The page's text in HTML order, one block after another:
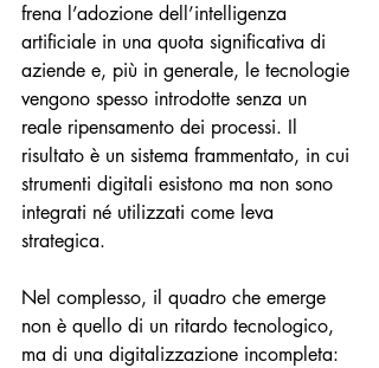
frena l’adozione dell’intelligenza
artificiale in una quota significativa di
aziende e, più in generale, le tecnologie
vengono spesso introdotte senza un
reale ripensamento dei processi. Il
risultato è un sistema frammentato, in cui
strumenti digitali esistono ma non sono
integrati né utilizzati come leva
strategica.
Nel complesso, il quadro che emerge
non è quello di un ritardo tecnologico,
ma di una digitalizzazione incompleta: